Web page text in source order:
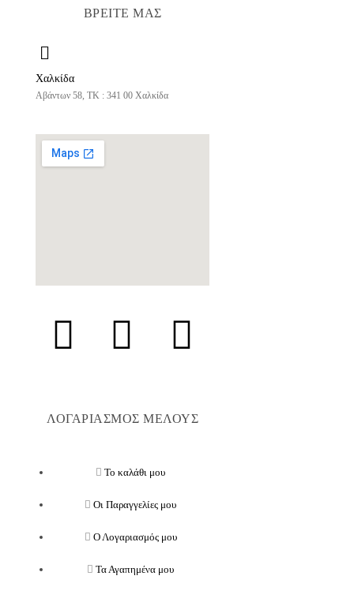
ΒΡΕΙΤΕ ΜΑΣ
Χαλκίδα
Αβάντων 58, ΤΚ : 341 00 Χαλκίδα
ΛΟΓΑΡΙΑΣΜΟΣ ΜΕΛΟΥΣ
Το καλάθι μου
Οι Παραγγελίες μου
Ο Λογαριασμός μου
Τα Αγαπημένα μου